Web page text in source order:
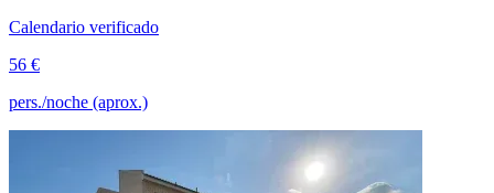
Calendario verificado
56 €
pers./noche (aprox.)